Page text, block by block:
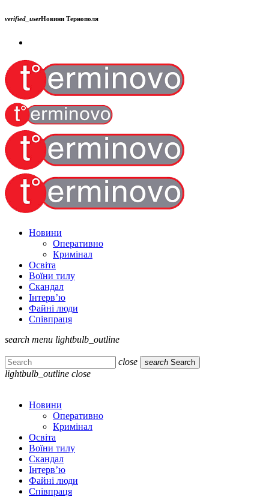
verified_userНовини Тернополя
Новини
Оперативно
Кримінал
Освіта
Воїни тилу
Скандал
Інтерв’ю
Файні люди
Співпраця
search menu lightbulb_outline
close search Search
lightbulb_outline close
Новини
Оперативно
Кримінал
Освіта
Воїни тилу
Скандал
Інтерв’ю
Файні люди
Співпраця